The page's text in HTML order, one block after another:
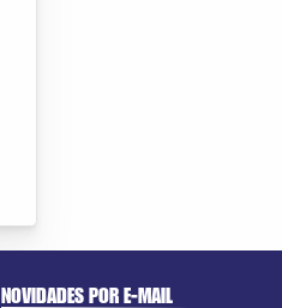
NOVIDADES POR E-MAIL